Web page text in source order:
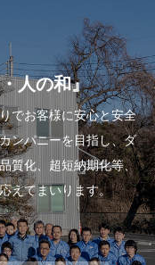
人の和』
でお客様に安⼼と安全
ンパニーを目指し、ダ
質化、超短納期化等、
えてまいります。